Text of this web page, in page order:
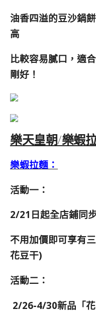
油香四溢的豆沙鍋
高
比較容易膩口，適
剛好！
樂天皇朝/樂蝦
樂蝦拉麵：
活動一：
2/21日起全店鋪同
不用加價即可享有
花豆干)
活動二：
2/26-4/30新品「